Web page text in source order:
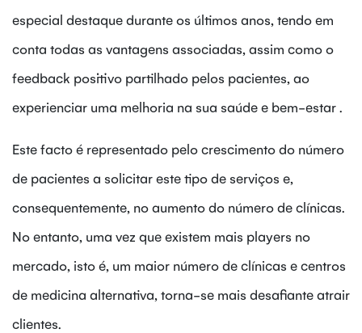
especial destaque durante os últimos anos, tendo em
conta todas as vantagens associadas, assim como o
feedback positivo partilhado pelos pacientes, ao
experienciar uma melhoria na sua saúde e bem-estar .
Este facto é representado pelo crescimento do número
de pacientes a solicitar este tipo de serviços e,
consequentemente, no aumento do número de clínicas.
No entanto, uma vez que existem mais players no
mercado, isto é, um maior número de clínicas e centros
de medicina alternativa, torna-se mais desafiante atrair
clientes.